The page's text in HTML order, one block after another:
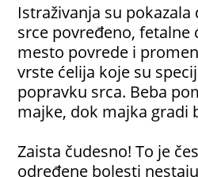
Istraživanja su
srce povređeno, fetalne
mesto povrede i
vrste ćelija koje su
popravku srca. Beba
majke, dok majka gradi
Zaista čudesno! To je
određene bolesti